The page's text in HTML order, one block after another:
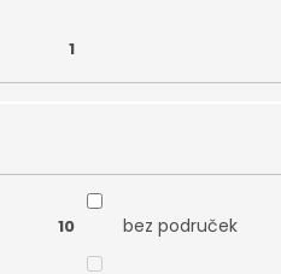
1
10 bez područek